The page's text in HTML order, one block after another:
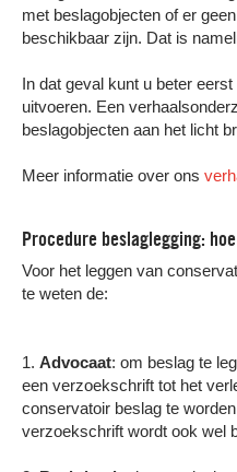
met beslagobjecten of er
beschikbaar zijn. Dat is
In dat geval kunt u beter
uitvoeren. Een
beslagobjecten aan het licht
Meer informatie over ons
Procedure beslaglegging:
Voor het leggen van
te weten de:
1. Advocaat: om beslag te
een verzoekschrift tot het
conservatoir beslag te
verzoekschrift wordt ook wel